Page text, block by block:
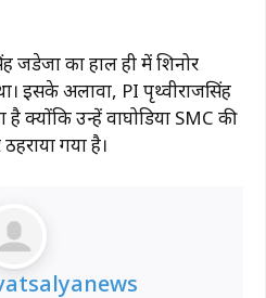
जडेजा का हाल ही में शिनोर
इसके अलावा, PI पृथ्वीराजसिंह
क्योंकि उन्हें वाघोडिया SMC की
गया है।